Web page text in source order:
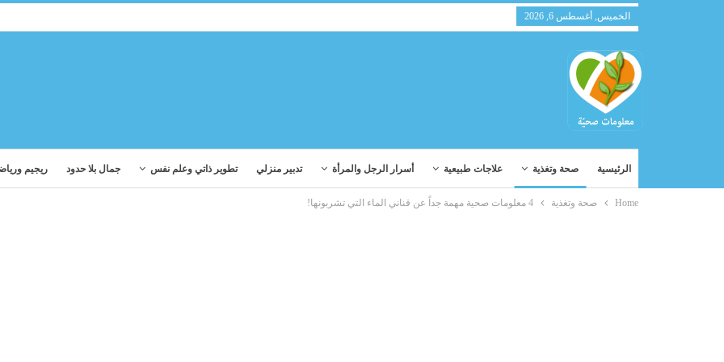
الخميس, أغسطس 6, 2026
الرئيسية صحة وتغذية علاجات طبيعية أسرار الرجل والمرأة تدبير منزلي تطوير ذاتي وعلم نفس جمال بلا حدود ريجيم
Home صحة وتغذية 4 معلومات صحية مهمة جداً عن قناني الماء التي تشربونها!